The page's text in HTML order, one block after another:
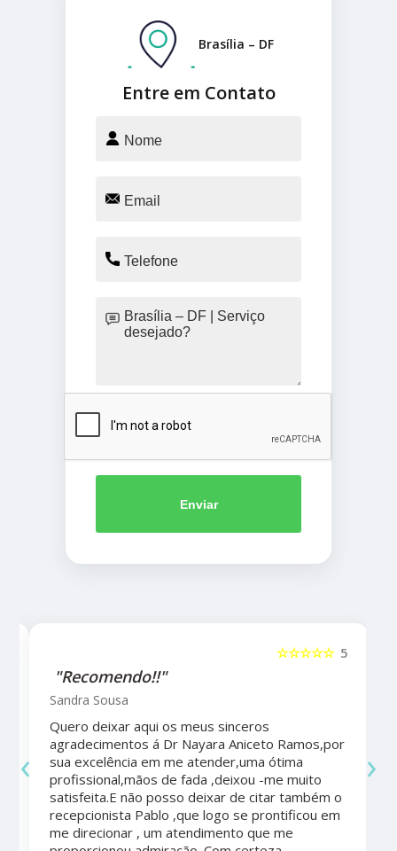
Entre em Contato
Brasília – DF
Enviar
5
☆☆☆☆☆
"Recomendo!!"
Sandra Sousa
Quero deixar aqui os meus sinceros
agradecimentos á Dr Nayara Aniceto Ramos,por
sua excelência em me atender,uma ótima
profissional,mãos de fada ,deixou -me muito
satisfeita.E não posso deixar de citar também o
recepcionista Pablo ,que logo se prontificou em
me direcionar , um atendimento que me
‹ ›